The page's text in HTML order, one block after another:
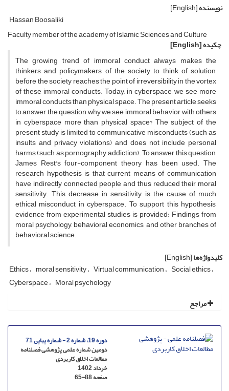
نویسنده[English]
Hassan Boosaliki
Faculty member of the academy of Islamic Sciences and Culture
چکیده[English]
The growing trend of immoral conduct always makes the
thinkers and policymakers of the society to think of solution,
before the society reaches the point of irreversibility in the vortex
of these immoral conducts. Today, in cyberspace, we see more
immoral conducts than physical space. The present article seeks
to answer the question why we see immoral behavior with others
in cyberspace more than physical space? The subject of the
present study is limited to communicative misconducts (such as
insults and privacy violations) and does not include personal
harms (such as pornography addiction). To answer this question,
James Rest's four-component theory has been used. The
research hypothesis is that current means of communication
have indirectly connected people and thus reduced their moral
sensitivity. This decrease in sensitivity is the cause of much
ethical misconduct in cyberspace. To support this hypothesis,
evidence from experimental studies is provided: Findings from
moral psychology, behavioral economics, and other branches of
behavioral science.
کلیدواژه‌ها[English]
Ethics moral sensitivity Virtual communication Social ethics
Cyberspace Moral psychology
مراجع
دوره 19، شماره 2 - شماره پیاپی 71
دومین شماره علمی پژوهشی فصلنامه
مطالعات اخلاق کاربردی
خرداد 1402
صفحه65-88